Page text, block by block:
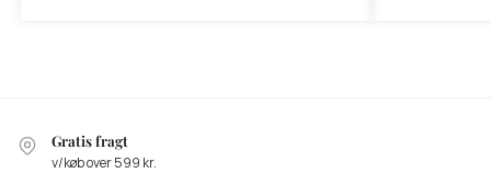
Gratis fragt
v/køb over 599 kr.